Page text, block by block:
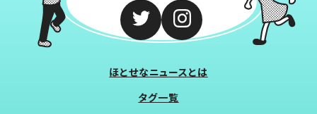
ほとせなニュースとは
タグ一覧